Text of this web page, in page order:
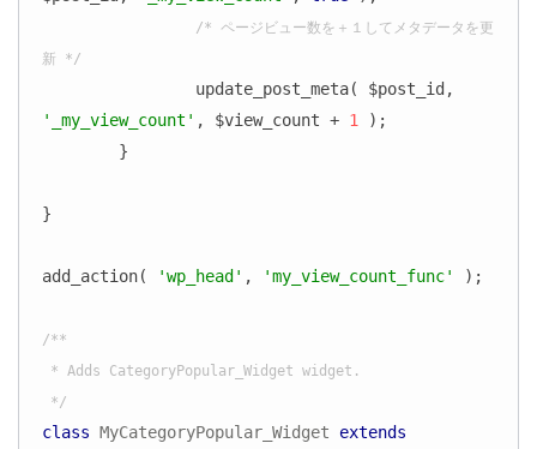
/* ページビュー数を＋１してメタデータを更
新 */
'_my_view_count' , $view_count + 1 );
}
add_action( 'wp_head' , 'my_view_count_func' );
/**
*/
class MyCategoryPopular_Widget
extends